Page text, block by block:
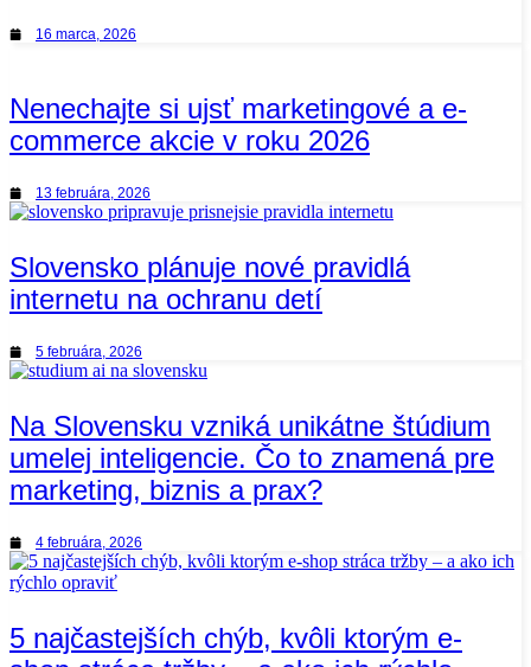
16 marca, 2026
Nenechajte si ujsť marketingové a e-
commerce akcie v roku 2026
13 februára, 2026
Slovensko plánuje nové pravidlá
internetu na ochranu detí
5 februára, 2026
Na Slovensku vzniká unikátne štúdium
umelej inteligencie. Čo to znamená pre
marketing, biznis a prax?
4 februára, 2026
5 najčastejších chýb, kvôli ktorým e-